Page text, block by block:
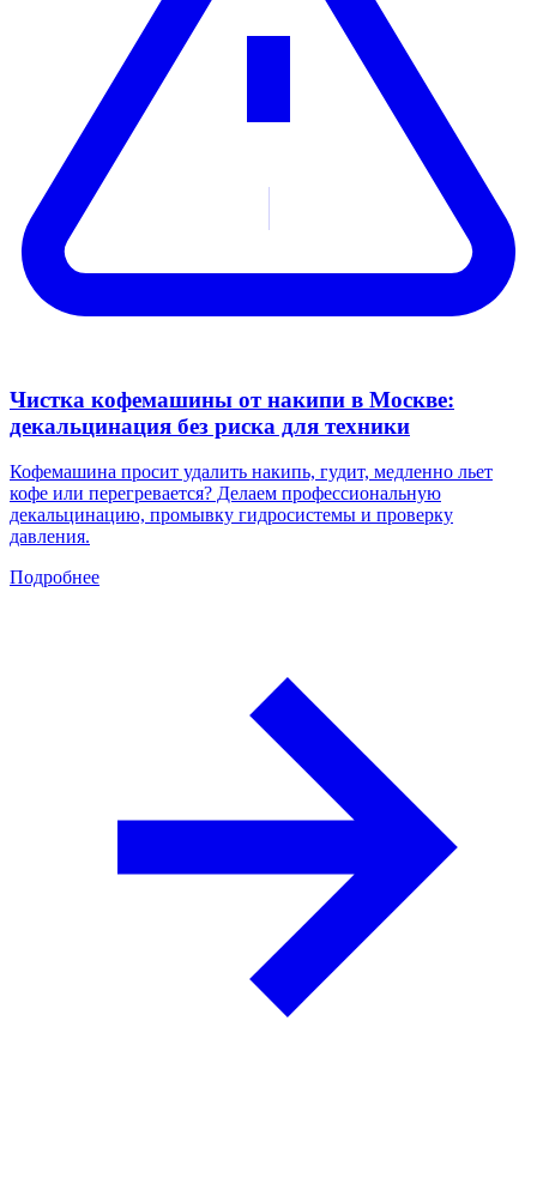
Чистка кофемашины от накипи в Москве:
декальцинация без риска для техники
Кофемашина просит удалить накипь, гудит, медленно льет
кофе или перегревается? Делаем профессиональную
декальцинацию, промывку гидросистемы и проверку
давления.
Подробнее